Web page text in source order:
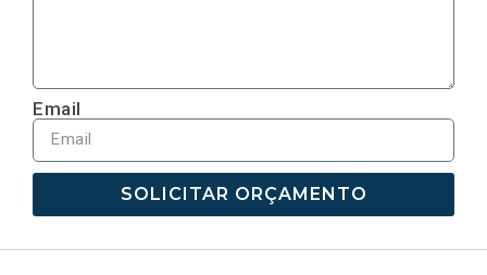
Email
SOLICITAR ORÇAMENTO